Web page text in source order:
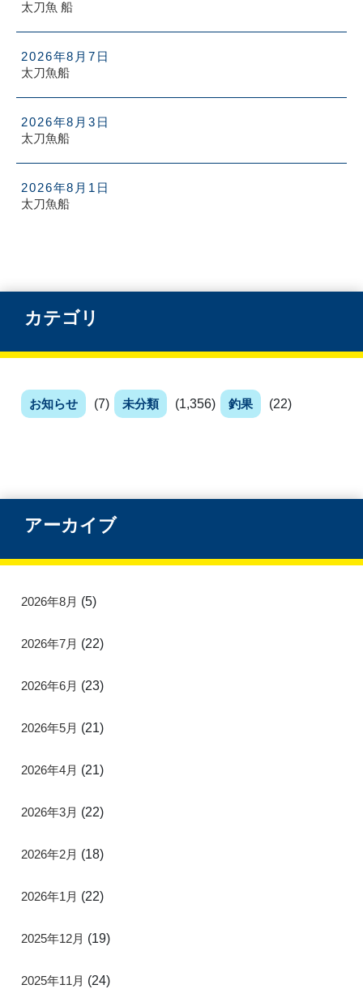
太刀魚 船
太刀魚船
2026年8月7日
太刀魚船
2026年8月3日
太刀魚船
2026年8月1日
カテゴリ
お知らせ (7) 未分類 (1,356) 釣果 (22)
アーカイブ
2026年8月 (5)
2026年7月 (22)
2026年6月 (23)
2026年5月 (21)
2026年4月 (21)
2026年3月 (22)
2026年2月 (18)
2026年1月 (22)
2025年12月 (19)
2025年11月 (24)